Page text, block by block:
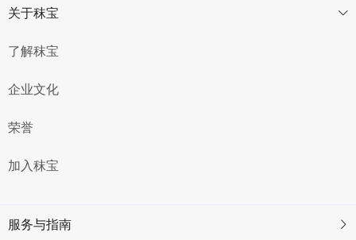
关于秣宝
了解秣宝
企业文化
荣誉
加入秣宝
服务与指南